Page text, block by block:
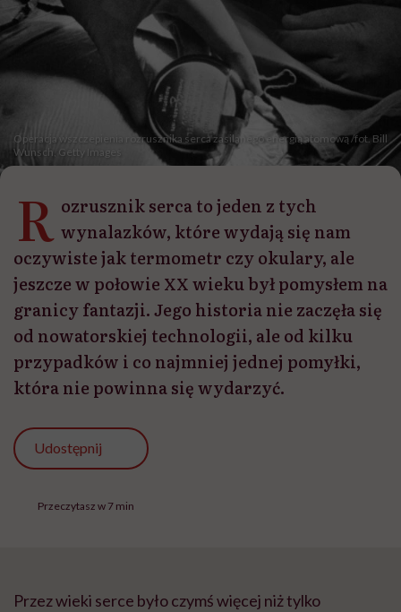
Operacja wszczepienia rozrusznika serca zasilanego energią atomową /fot. Bill
Wunsch, Getty Images
R ozrusznik serca to jeden z tych
wynalazków, które wydają się nam
oczywiste jak termometr czy okulary, ale
jeszcze w połowie XX wieku był pomysłem na
granicy fantazji. Jego historia nie zaczęła się
od nowatorskiej technologii, ale od kilku
przypadków i co najmniej jednej pomyłki,
która nie powinna się wydarzyć.
Udostępnij
Przeczytasz w 7 min
Przez wieki serce było czymś więcej niż tylko